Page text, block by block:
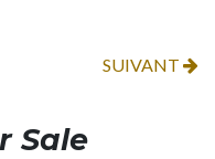
SUIVANT
Sale